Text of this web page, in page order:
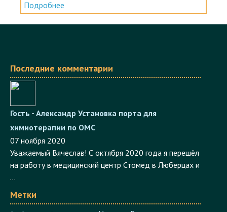
химиотерапии по ОМС
07 ноября 2020
Уважаемый Вячеслав! С октября 2020 года я перешёл
на работу в медицинский центр Стомед в Люберцах и
...
Метки
борьба с системой законодательство Минздрав России лечение онкологии